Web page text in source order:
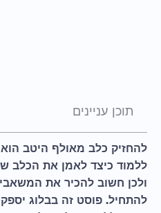
תוכן עניינים
להחזיק כלב מאולף היטב
ללמוד כיצד לאמן את הכלב
ולכן חשוב להכיר את
להתחיל. פוסט זה בבלוג